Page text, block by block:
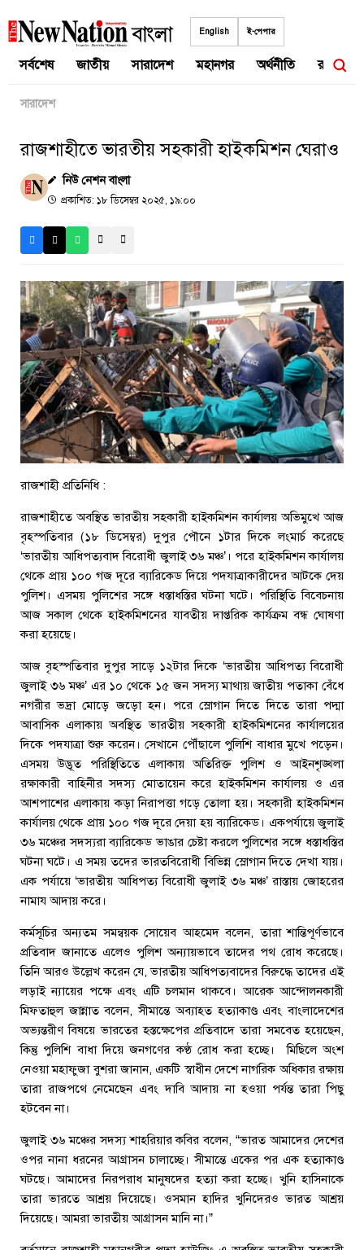
to
English ই-পেপার
সর্বশেষ জাতীয় সারাদেশ মহানগর অর্থনীতি রাজনীতি
সারাদেশ
রাজশাহীতে ভারতীয় সহকারী হাইকমিশন ঘেরাও
নিউ নেশন বাংলা
প্রকাশিত: ১৮ ডিসেম্বর ২০২৫, ১৯:০০
রাজশাহী প্রতিনিধি :
রাজশাহীতে অবস্থিত ভারতীয় সহকারী হাইকমিশন কার্যালয় অভিমুখে আজ
বৃহস্পতিবার (১৮ ডিসেম্বর) দুপুর পৌনে ১টার দিকে লংমার্চ করেছে
‘ভারতীয় আধিপত্যবাদ বিরোধী জুলাই ৩৬ মঞ্চ’। পরে হাইকমিশন কার্যালয়
থেকে প্রায় ১০০ গজ দূরে ব্যারিকেড দিয়ে পদযাত্রাকারীদের আটকে দেয়
পুলিশ। এসময় পুলিশের সঙ্গে ধস্তাধস্তির ঘটনা ঘটে। পরিস্থিতি বিবেচনায়
আজ সকাল থেকে হাইকমিশনের যাবতীয় দাপ্তরিক কার্যক্রম বন্ধ ঘোষণা
করা হয়েছে।
আজ বৃহস্পতিবার দুপুর সাড়ে ১২টার দিকে ‘ভারতীয় আধিপত্য বিরোধী
জুলাই ৩৬ মঞ্চ’ এর ১০ থেকে ১৫ জন সদস্য মাথায় জাতীয় পতাকা বেঁধে
নগরীর ভদ্রা মোড়ে জড়ো হন। পরে স্লোগান দিতে দিতে তারা পদ্মা
আবাসিক এলাকায় অবস্থিত ভারতীয় সহকারী হাইকমিশনের কার্যালয়ের
দিকে পদযাত্রা শুরু করেন। সেখানে পৌঁছালে পুলিশি বাধার মুখে পড়েন।
এসময় উদ্ভূত পরিস্থিতিতে এলাকায় অতিরিক্ত পুলিশ ও আইনশৃঙ্খলা
রক্ষাকারী বাহিনীর সদস্য মোতায়েন করে হাইকমিশন কার্যালয় ও এর
আশপাশের এলাকায় কড়া নিরাপত্তা গড়ে তোলা হয়। সহকারী হাইকমিশন
কার্যালয় থেকে প্রায় ১০০ গজ দূরে দেয়া হয় ব্যারিকেড। একপর্যায়ে জুলাই
৩৬ মঞ্চের সদস্যরা ব্যারিকেড ভাঙার চেষ্টা করলে পুলিশের সঙ্গে ধস্তাধস্তির
ঘটনা ঘটে। এ সময় তদের ভারতবিরোধী বিভিন্ন স্লোগান দিতে দেখা যায়।
এক পর্যায়ে ‘ভারতীয় আধিপত্য বিরোধী জুলাই ৩৬ মঞ্চ’ রাস্তায় জোহরের
নামায আদায় করে।
কর্মসূচির অন্যতম সমন্বয়ক সোয়েব আহমেদ বলেন, তারা শান্তিপূর্ণভাবে
প্রতিবাদ জানাতে এলেও পুলিশ অন্যায়ভাবে তাদের পথ রোধ করেছে।
তিনি আরও উল্লেখ করেন যে, ভারতীয় আধিপত্যবাদের বিরুদ্ধে তাদের এই
লড়াই ন্যায়ের পক্ষে এবং এটি চলমান থাকবে। আরেক আন্দোলনকারী
মিফতাহুল জান্নাত বলেন, সীমান্তে অব্যাহত হত্যাকাণ্ড এবং বাংলাদেশের
অভ্যন্তরীণ বিষয়ে ভারতের হস্তক্ষেপের প্রতিবাদে তারা সমবেত হয়েছেন,
কিন্তু পুলিশি বাধা দিয়ে জনগণের কণ্ঠ রোধ করা হচ্ছে। মিছিলে অংশ
নেওয়া মহাফুজা বুশরা জানান, একটি স্বাধীন দেশে নাগরিক অধিকার রক্ষায়
তারা রাজপথে নেমেছেন এবং দাবি আদায় না হওয়া পর্যন্ত তারা পিছু
হটবেন না।
জুলাই ৩৬ মঞ্চের সদস্য শাহরিয়ার কবির বলেন, “ভারত আমাদের দেশের
ওপর নানা ধরনের আগ্রাসন চালাচ্ছে। সীমান্তে একের পর এক হত্যাকাণ্ড
ঘটছে। আমাদের নিরপরাধ মানুষদের হত্যা করা হচ্ছে। খুনি হাসিনাকে
তারা ভারতে আশ্রয় দিয়েছে। ওসমান হাদির খুনিদেরও ভারত আশ্রয়
দিয়েছে। আমরা ভারতীয় আগ্রাসন মানি না।”